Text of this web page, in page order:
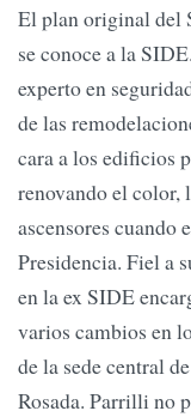
El plan original del
se conoce a la
experto en
de las
cara a los edificios
renovando el color,
ascensores cuando
Presidencia. Fiel a
en la ex SIDE
varios cambios en
de la sede central
Rosada. Parrilli no